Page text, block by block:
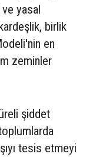
ve yasal
birlik
en
zeminler
şiddet
tesis etmeyi